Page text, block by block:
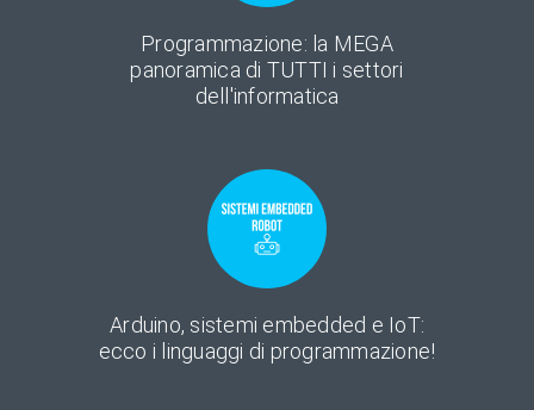
Programmazione: la MEGA
panoramica di TUTTI i settori
dell'informatica
Arduino, sistemi embedded e IoT:
ecco i linguaggi di programmazione!